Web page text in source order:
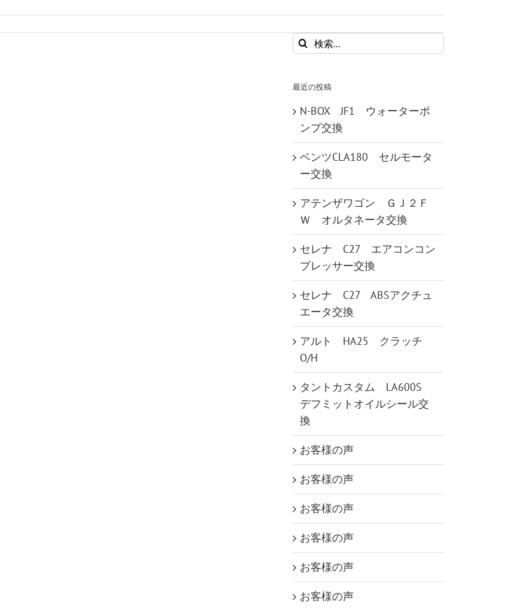
検
索
最近の投稿
N-BOX JF1 ウォーターポ
ンプ交換
ベンツCLA180 セルモータ
ー交換
アテンザワゴン ＧＪ２Ｆ
Ｗ オルタネータ交換
セレナ C27 エアコンコン
プレッサー交換
セレナ C27 ABSアクチュ
エータ交換
アルト HA25 クラッチ
O/H
タントカスタム LA600S
デフミットオイルシール交
換
お客様の声
お客様の声
お客様の声
お客様の声
お客様の声
お客様の声